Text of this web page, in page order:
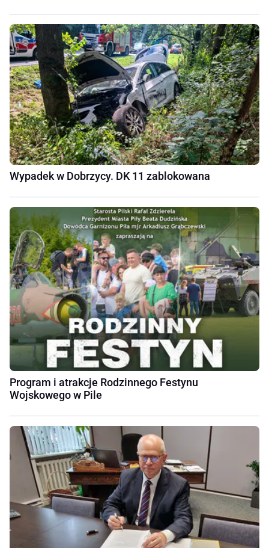
Wypadek w Dobrzycy. DK 11 zablokowana
Program i atrakcje Rodzinnego Festynu
Wojskowego w Pile